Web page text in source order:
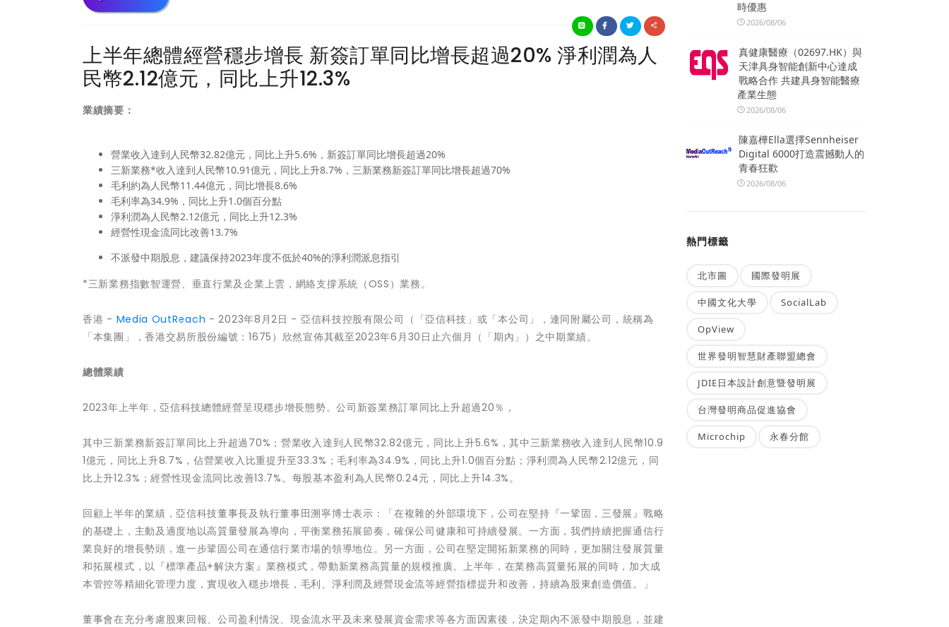
上半年總體經營穩步增長 新簽訂單同比增長超過20% 淨利潤為人
民幣2.12億元，同比上升12.3%
業績摘要：
營業收入達到人民幣32.82億元，同比上升5.6%，新簽訂單同比增長超過20%
三新業務*收入達到人民幣10.91億元，同比上升8.7%，三新業務新簽訂單同比增長超過70%
毛利約為人民幣11.44億元，同比增長8.6%
毛利率為34.9%，同比上升1.0個百分點
淨利潤為人民幣2.12億元，同比上升12.3%
經營性現金流同比改善13.7%
不派發中期股息，建議保持2023年度不低於40%的淨利潤派息指引
*三新業務指數智運營、垂直行業及企業上雲，網絡支撐系統（OSS）業務。
香港 - Media OutReach - 2023年8月2日 - 亞信科技控股有限公司（「亞信科技」或「本公司」，連同附屬公司，統稱為
「本集團」，香港交易所股份編號：1675）欣然宣佈其截至2023年6月30日止六個月（「期內」）之中期業績。
總體業績
2023年上半年，亞信科技總體經營呈現穩步增長態勢。公司新簽業務訂單同比上升超過20％，
其中三新業務新簽訂單同比上升超過70%；營業收入達到人民幣32.82億元，同比上升5.6%，其中三新業務收入達到人民幣10.9
1億元，同比上升8.7%，佔營業收入比重提升至33.3%；毛利率為34.9%，同比上升1.0個百分點；淨利潤為人民幣2.12億元，同
比上升12.3%；經營性現金流同比改善13.7%。每股基本盈利為人民幣0.24元，同比上升14.3%。
回顧上半年的業績，亞信科技董事長及執行董事田溯寧博士表示：「在複雜的外部環境下，公司在堅持『一鞏固，三發展』戰略
的基礎上，主動及適度地以高質量發展為導向，平衡業務拓展節奏，確保公司健康和可持續發展。一方面，我們持續把握通信行
業良好的增長勢頭，進一步鞏固公司在通信行業市場的領導地位。另一方面，公司在堅定開拓新業務的同時，更加關注發展質量
和拓展模式，以『標準產品+解決方案』業務模式，帶動新業務高質量的規模推廣。上半年，在業務高質量拓展的同時，加大成
本管控等精細化管理力度，實現收入穩步增長，毛利、淨利潤及經營現金流等經營指標提升和改善，持續為股東創造價值。」
董事會在充分考慮股東回報、公司盈利情況、現金流水平及未來發展資金需求等各方面因素後，決定期內不派發中期股息，並建
時優惠
2026/08/06
真健康醫療（02697.HK）與
天津具身智能創新中心達成
戰略合作 共建具身智能醫療
產業生態
2026/08/06
陳嘉樺Ella選擇Sennheiser
Digital 6000打造震撼動人的
青春狂歡
2026/08/06
熱門標籤
北市圖 國際發明展
中國文化大學 SocialLab
OpView
世界發明智慧財產聯盟總會
JDIE日本設計創意暨發明展
台灣發明商品促進協會
Microchip 永春分館